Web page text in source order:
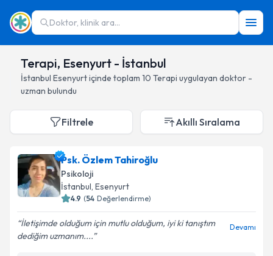
Doktor, klinik ara...
Terapi, Esenyurt - İstanbul
İstanbul Esenyurtiçinde toplam 10 Terapi uygulayan doktor -
uzman bulundu
Filtrele Akıllı Sıralama
Psk. Özlem Tahiroğlu
Psikoloji
İstanbul, Esenyurt
4.9 (54 Değerlendirme)
İletişimde olduğum için mutlu olduğum, iyi ki tanıştım
dediğim uzmanım....
Devamı